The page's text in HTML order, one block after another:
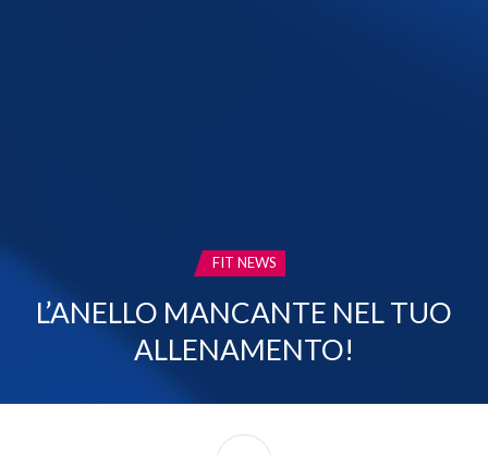
CATEGORIA:
FIT NEWS
L’ANELLO MANCANTE NEL TUO
ALLENAMENTO!